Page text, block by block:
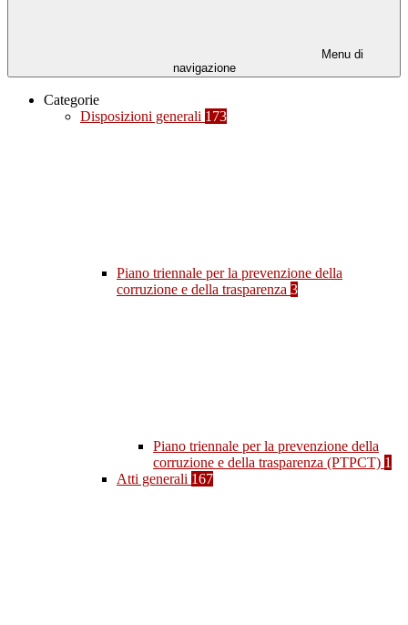
Menu di
navigazione
Categorie
Disposizioni generali 173
Piano triennale per la prevenzione della
corruzione e della trasparenza 3
Piano triennale per la prevenzione della
corruzione e della trasparenza (PTPCT) 1
Atti generali 167